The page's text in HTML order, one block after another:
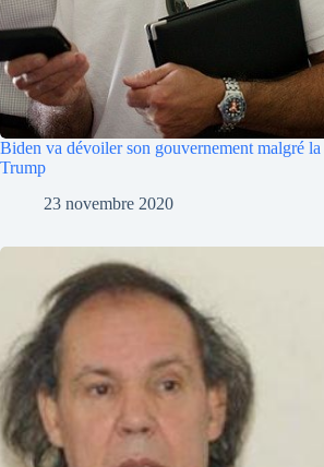
Biden va dévoiler son gouvernement malgré la
Trump
23 novembre 2020